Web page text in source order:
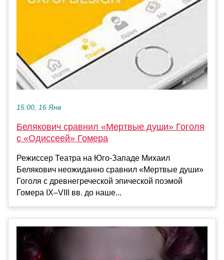
15:00, 16 Янв
Белякович сравнил «Мертвые души» Гоголя
с «Одиссеей» Гомера
Режиссер Театра на Юго-Западе Михаил
Белякович неожиданно сравнил «Мертвые души»
Гоголя с древнегреческой эпической поэмой
Гомера IX–VIII вв. до наше...